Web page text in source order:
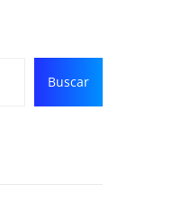
Buscar